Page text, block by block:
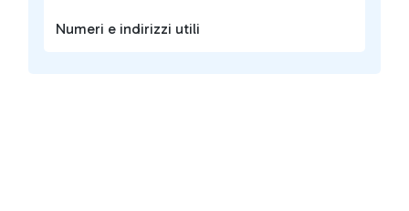
Numeri e indirizzi utili